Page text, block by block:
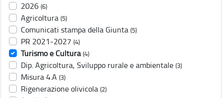
2026 (6)
Agricoltura (5)
Comunicati stampa della Giunta (5)
PR 2021-2027 (4)
Turismo e Cultura (4)
Dip. Agricoltura, Sviluppo rurale e ambientale (3)
Misura 4.A (3)
Rigenerazione olivicola (2)